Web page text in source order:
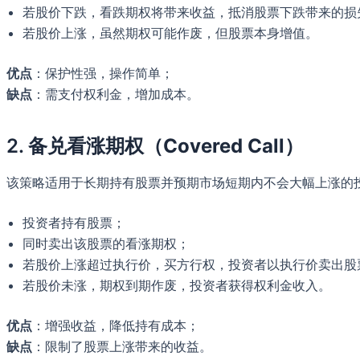
若股价下跌，看跌期权将带来收益，抵消股票下跌带来的损
若股价上涨，虽然期权可能作废，但股票本身增值。
优点 ：保护性强，操作简单；
缺点 ：需支付权利金，增加成本。
2. 备兑看涨期权（Covered Call）
该策略适用于长期持有股票并预期市场短期内不会大幅上涨的
投资者持有股票；
同时卖出该股票的看涨期权；
若股价上涨超过执行价，买方行权，投资者以执行价卖出股
若股价未涨，期权到期作废，投资者获得权利金收入。
优点 ：增强收益，降低持有成本；
缺点 ：限制了股票上涨带来的收益。